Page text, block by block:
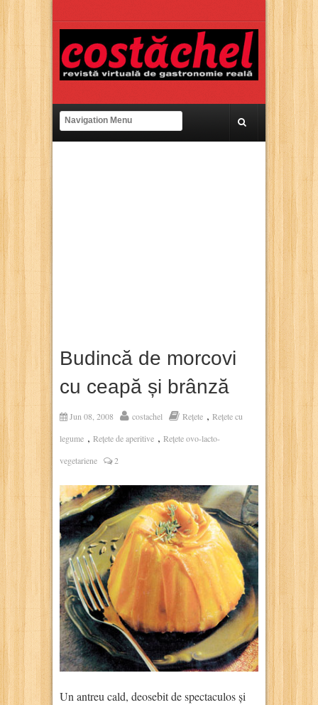
Budincă de morcovi
cu ceapă și brânză
Jun 08, 2008 costachel Rețete , Rețete cu
legume , Rețete de aperitive , Rețete ovo-lacto-
vegetariene
2
Un antreu cald, deosebit de spectaculos și